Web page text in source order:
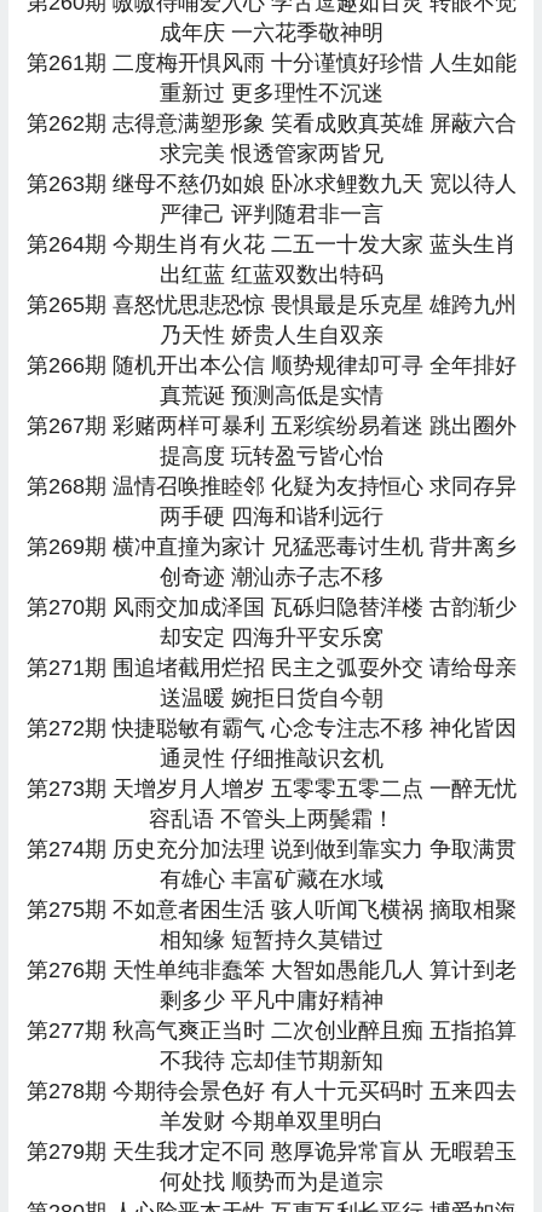
成年庆 一六花季敬神明
第261期 二度梅开惧风雨 十分谨慎好珍惜 人生如能
重新过 更多理性不沉迷
第262期 志得意满塑形象 笑看成败真英雄 屏蔽六合
求完美 恨透管家两皆兄
第263期 继母不慈仍如娘 卧冰求鲤数九天 宽以待人
严律己 评判随君非一言
第264期 今期生肖有火花 二五一十发大家 蓝头生肖
出红蓝 红蓝双数出特码
第265期 喜怒忧思悲恐惊 畏惧最是乐克星 雄跨九州
乃天性 娇贵人生自双亲
第266期 随机开出本公信 顺势规律却可寻 全年排好
真荒诞 预测高低是实情
第267期 彩赌两样可暴利 五彩缤纷易着迷 跳出圈外
提高度 玩转盈亏皆心怡
第268期 温情召唤推睦邻 化疑为友持恒心 求同存异
两手硬 四海和谐利远行
第269期 横冲直撞为家计 兄猛恶毒讨生机 背井离乡
创奇迹 潮汕赤子志不移
第270期 风雨交加成泽国 瓦砾归隐替洋楼 古韵渐少
却安定 四海升平安乐窝
第271期 围追堵截用烂招 民主之弧耍外交 请给母亲
送温暖 婉拒日货自今朝
第272期 快捷聪敏有霸气 心念专注志不移 神化皆因
通灵性 仔细推敲识玄机
第273期 天增岁月人增岁 五零零五零二点 一醉无忧
容乱语 不管头上两鬓霜！
第274期 历史充分加法理 说到做到靠实力 争取满贯
有雄心 丰富矿藏在水域
第275期 不如意者困生活 骇人听闻飞横祸 摘取相聚
相知缘 短暂持久莫错过
第276期 天性单纯非蠢笨 大智如愚能几人 算计到老
剩多少 平凡中庸好精神
第277期 秋高气爽正当时 二次创业醉且痴 五指掐算
不我待 忘却佳节期新知
第278期 今期待会景色好 有人十元买码时 五来四去
羊发财 今期单双里明白
第279期 天生我才定不同 憨厚诡异常盲从 无暇碧玉
何处找 顺势而为是道宗